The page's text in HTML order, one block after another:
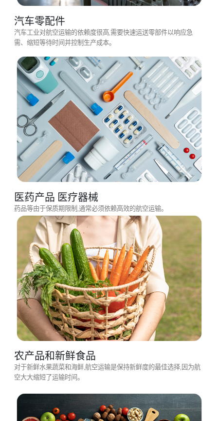
汽车零配件
汽车工业对航空运输的依赖度很高,需要快速运送零部件以响应急
需、缩短等待时间并控制生产成本。
医药产品 医疗器械
药品等由于保质期限制,通常必须依赖高效的航空运输。